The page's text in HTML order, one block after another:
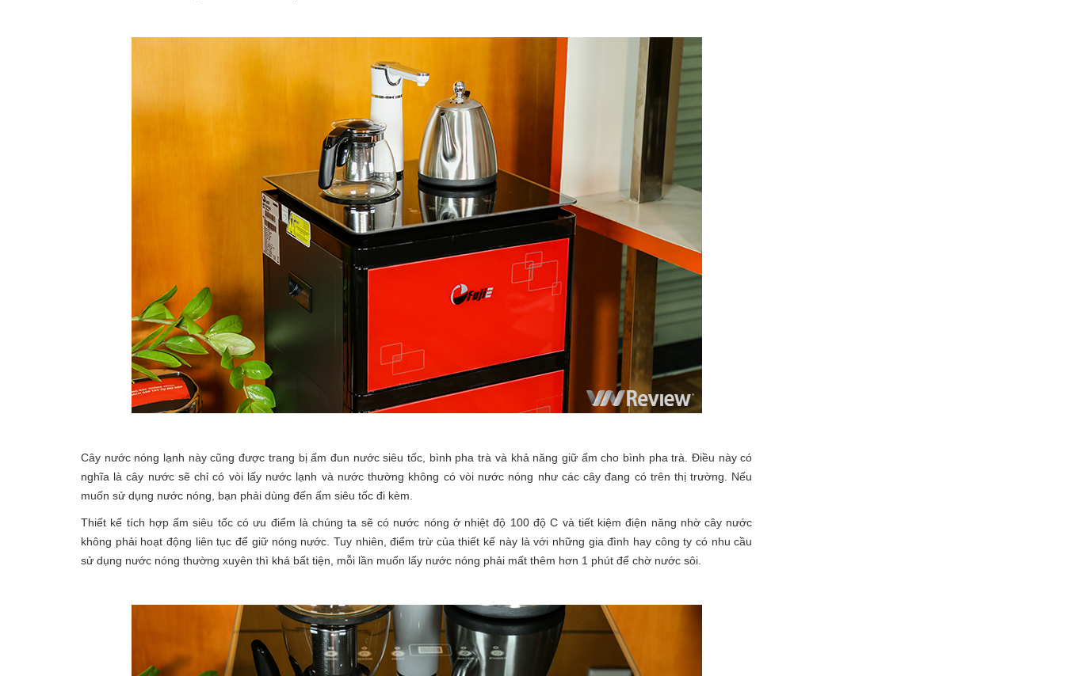
Cây nước nóng lạnh này cũng được trang bị ấm đun nước siêu tốc, bình pha trà và khả năng giữ ấm cho bình pha trà. Điều này có
nghĩa là cây nước sẽ chỉ có vòi lấy nước lạnh và nước thường không có vòi nước nóng như các cây đang có trên thị trường. Nếu
muốn sử dụng nước nóng, bạn phải dùng đến ấm siêu tốc đi kèm.
Thiết kế tích hợp ấm siêu tốc có ưu điểm là chúng ta sẽ có nước nóng ở nhiệt độ 100 độ C và tiết kiệm điện năng nhờ cây nước
không phải hoạt động liên tục để giữ nóng nước. Tuy nhiên, điểm trừ của thiết kế này là với những gia đình hay công ty có nhu cầu
sử dụng nước nóng thường xuyên thì khá bất tiện, mỗi lần muốn lấy nước nóng phải mất thêm hơn 1 phút để chờ nước sôi.